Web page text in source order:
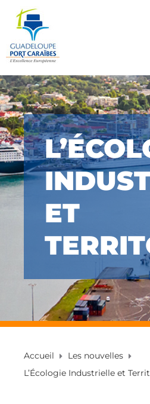
ET
Accueil
Les nouvelles
L’Écologie Industrielle et